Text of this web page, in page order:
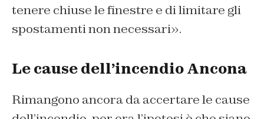
tenere chiuse le finestre e di limitare gli
spostamenti non necessari».
Le cause dell’incendio Ancona
Rimangono ancora da accertare le cause